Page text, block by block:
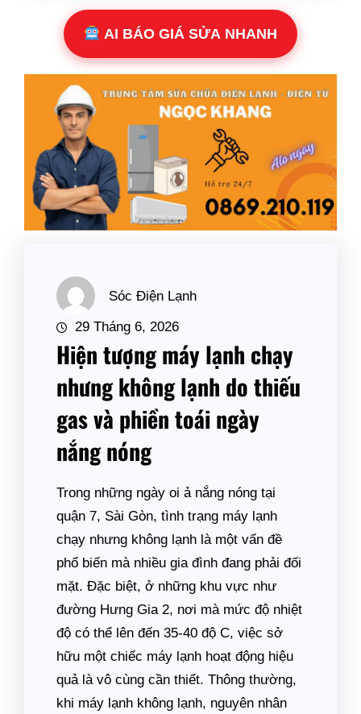
AI BÁO GIÁ SỬA NHANH
Sóc Điện Lạnh
29 Tháng 6, 2026
Hiện tượng máy lạnh chạy
nhưng không lạnh do thiếu
gas và phiền toái ngày
nắng nóng
Trong những ngày oi ả nắng nóng tại
quận 7, Sài Gòn, tình trạng máy lạnh
chạy nhưng không lạnh là một vấn đề
phổ biến mà nhiều gia đình đang phải đối
mặt. Đặc biệt, ở những khu vực như
đường Hưng Gia 2, nơi mà mức độ nhiệt
độ có thể lên đến 35-40 độ C, việc sở
hữu một chiếc máy lạnh hoạt động hiệu
quả là vô cùng cần thiết. Thông thường,
khi máy lạnh không lạnh, nguyên nhân